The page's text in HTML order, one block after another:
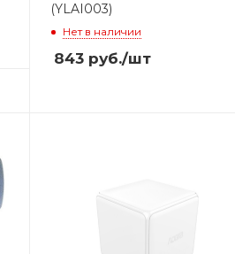
(YLAI003)
Нет в наличии
843 руб./шт